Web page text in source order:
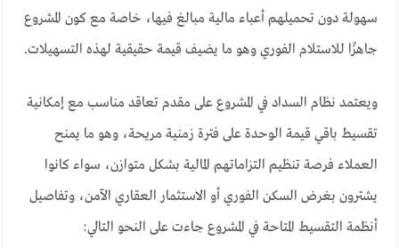
سهولة دون تحميلهم أعباء مالية مبالغ فيها، خاصة مع كون المشروع
جاهزًا للاستلام الفوري وهو ما يضيف قيمة حقيقية لهذه التسهيلات.
ويعتمد نظام السداد في المشروع على مقدم تعاقد مناسب مع إمكانية
تقسيط باقي قيمة الوحدة على فترة زمنية مريحة، وهو ما يمنح
العملاء فرصة تنظيم التزاماتهم المالية بشكل متوازن، سواء كانوا
يشترون بغرض السكن الفوري أو الاستثمار العقاري الآمن، وتفاصيل
أنظمة التقسيط المتاحة في المشروع جاءت على النحو التالي: